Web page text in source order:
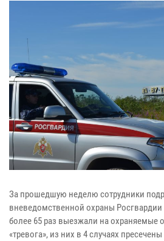
За прошедшую неделю сотрудники
вневедомственной охраны
более 65 раз выезжали на охраняемые
«тревога», из них в 4 случаях